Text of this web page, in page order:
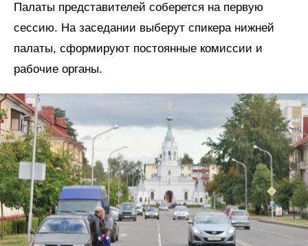
Палаты представителей соберется на первую
сессию. На заседании выберут спикера нижней
палаты, сформируют постоянные комиссии и
рабочие органы.